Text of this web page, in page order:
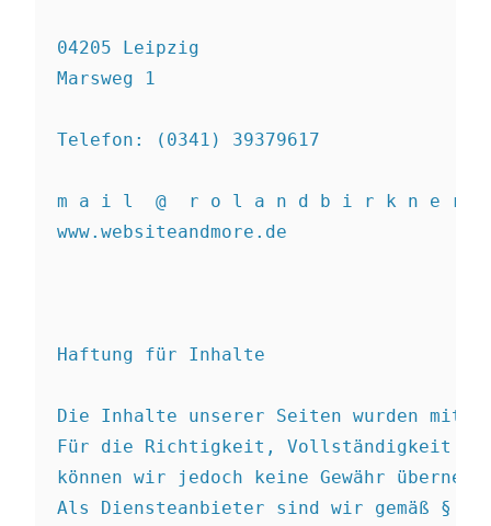
04205 Leipzig
Marsweg 1
Telefon: (0341) 39379617
m a i l  @  r o l a n d b i r k n e r
www.websiteandmore.de
Haftung für Inhalte
Die Inhalte unserer Seiten wurden
Für die Richtigkeit, Vollständigkeit
können wir jedoch keine Gewähr
Als Diensteanbieter sind wir gemäß § 6